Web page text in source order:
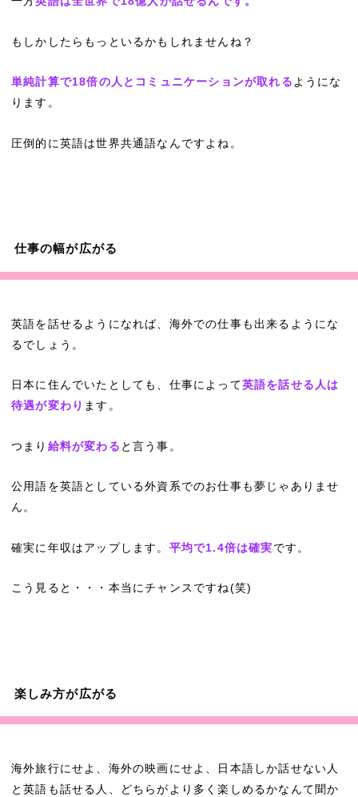
もしかしたらもっといるかもしれませんね？
単純計算で18倍の人とコミュニケーションが取れるようにな
ります。
圧倒的に英語は世界共通語なんですよね。
仕事の幅が広がる
英語を話せるようになれば、海外での仕事も出来るようにな
るでしょう。
日本に住んでいたとしても、仕事によって英語を話せる人は
待遇が変わり ます。
つまり 給料が変わる と言う事。
公用語を英語としている外資系でのお仕事も夢じゃありませ
ん。
確実に年収はアップします。 平均で1.4倍は確実です。
こう見ると・・・本当にチャンスですね(笑)
楽しみ方が広がる
海外旅行にせよ、海外の映画にせよ、日本語しか話せない人
と英語も話せる人、どちらがより多く楽しめるかなんて聞か